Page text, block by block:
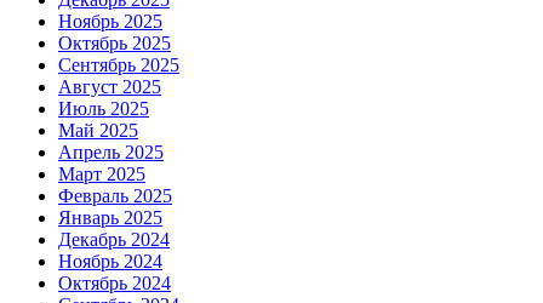
Ноябрь 2025
Октябрь 2025
Сентябрь 2025
Август 2025
Июль 2025
Май 2025
Апрель 2025
Март 2025
Февраль 2025
Январь 2025
Декабрь 2024
Ноябрь 2024
Октябрь 2024